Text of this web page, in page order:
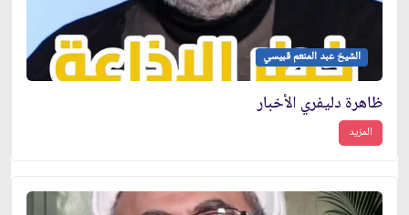
الشيخ عبد المنعم قبيسي
ظاهرة دليفري الأخبار
المزيد